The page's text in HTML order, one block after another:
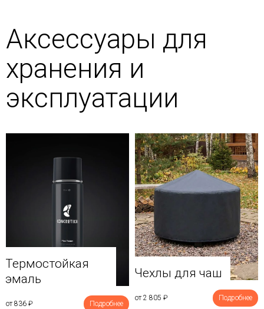
Аксессуары для
хранения и
эксплуатации
Термостойкая
эмаль
от 836 ₽ Подробнее
Чехлы для чаш
от 2 805 ₽ Подробнее